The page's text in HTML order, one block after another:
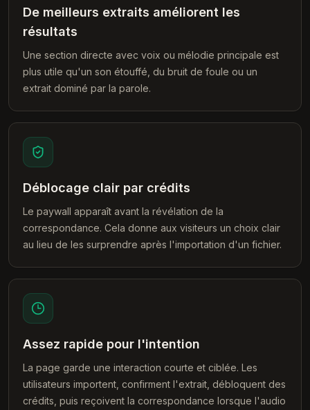
De meilleurs extraits améliorent les
résultats
Une section directe avec voix ou mélodie principale est
plus utile qu'un son étouffé, du bruit de foule ou un
extrait dominé par la parole.
Déblocage clair par crédits
Le paywall apparaît avant la révélation de la
correspondance. Cela donne aux visiteurs un choix clair
au lieu de les surprendre après l'importation d'un fichier.
Assez rapide pour l'intention
La page garde une interaction courte et ciblée. Les
utilisateurs importent, confirment l'extrait, débloquent des
crédits, puis reçoivent la correspondance lorsque l'audio